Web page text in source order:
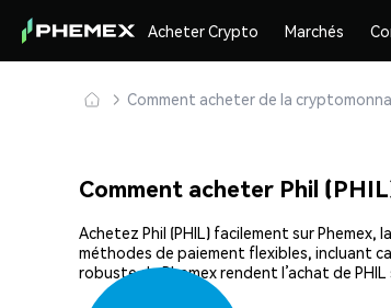
Acheter Crypto Marchés
Comment acheter de la
Comment acheter Phil
Achetez Phil (PHIL) facilement sur
méthodes de paiement flexibles, incluant
robuste de Phemex rendent l’achat de